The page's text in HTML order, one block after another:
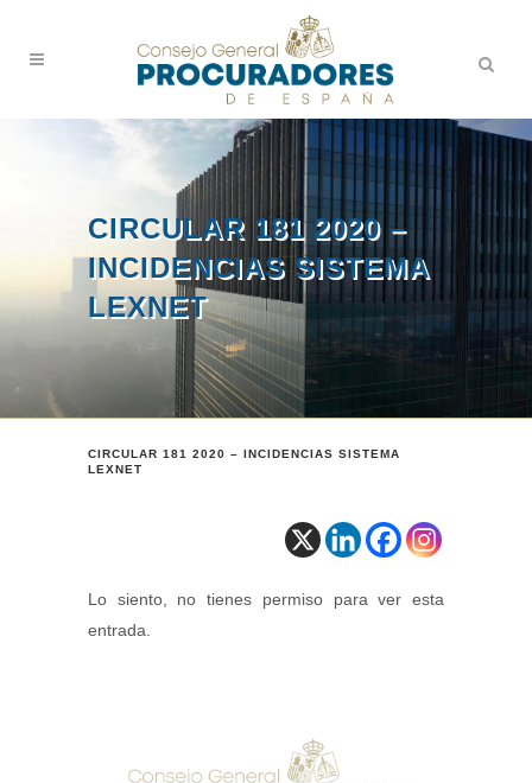
CIRCULAR 181 2020 –
INCIDENCIAS SISTEMA
LEXNET
CIRCULAR 181 2020 – INCIDENCIAS SISTEMA
LEXNET
Lo siento, no tienes permiso para ver esta
entrada.